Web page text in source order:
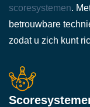
scoresystemen.
betrouwbare
zodat u zich kunt